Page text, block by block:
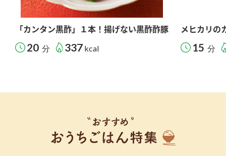
「カンタン黒酢」１本！揚げない黒酢酢豚
20 分 337 kcal
メヒカリの
15 分